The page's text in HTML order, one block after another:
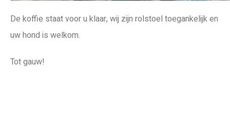
De koffie staat voor u klaar, wij zijn rolstoel toegankelijk en
uw hond is welkom.
Tot gauw!